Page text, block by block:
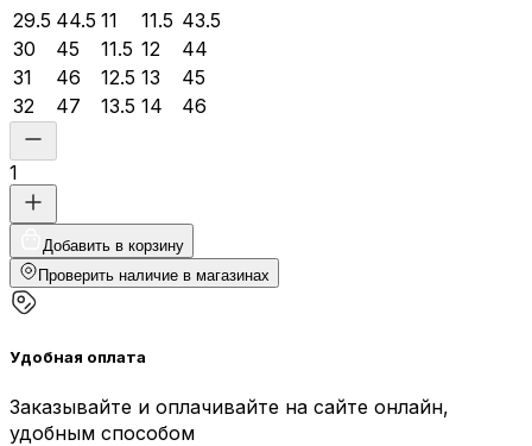
29.5 44.5 11 11.5 43.5
30
45 11.5 12
44
31
46 12.5 13
45
32
47 13.5 14 46
1
Добавить в корзину
Проверить наличие в магазинах
Удобная оплата
Заказывайте и оплачивайте на сайте онлайн,
удобным способом